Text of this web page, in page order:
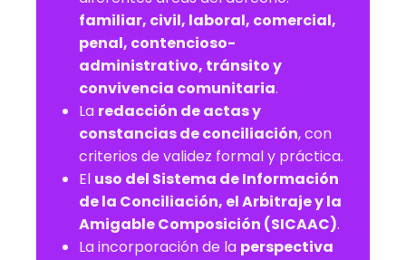
familiar, civil, laboral, comercial,
penal, contencioso-
administrativo, tránsito y
convivencia comunitaria.
La redacción de actas y
constancias de conciliación, con
criterios de validez formal y práctica.
El uso del Sistema de Información
de la Conciliación, el Arbitraje y la
Amigable Composición (SICAAC).
La incorporación de la perspectiva